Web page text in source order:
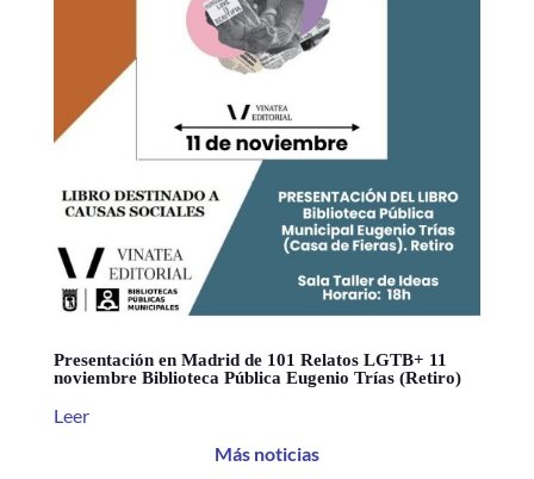
Presentación en Madrid de 101 Relatos LGTB+ 11
noviembre Biblioteca Pública Eugenio Trías (Retiro)
Leer
Más noticias